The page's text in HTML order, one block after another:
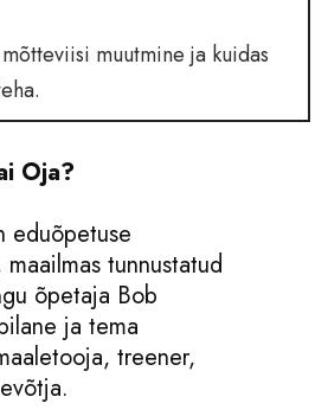
muutmine ja kuidas
Oja?
eduõpetuse
tunnustatud
õpetaja Bob
ja tema
treener,